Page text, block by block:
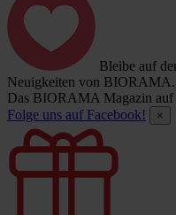
Bleibe auf
Neuigkeiten von BIORAMA.
Das BIORAMA Magazin auf
Folge uns auf Facebook!
×